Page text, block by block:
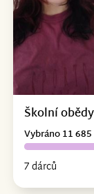
Školní
7 dárců
Vybráno 11